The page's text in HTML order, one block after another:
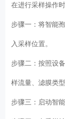
在进行采样操作
步骤一：将智能
入采样位置。
步骤二：按照设
样流量、滤膜类
步骤三：启动智